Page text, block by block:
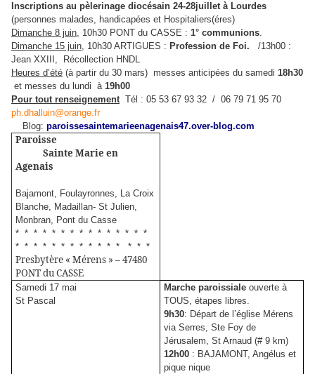
Inscriptions au pèlerinage diocésain 24-28juillet à Lourdes
(personnes malades, handicapées et Hospitaliers(éres)
Dimanche 8 juin, 10h30 PONT du CASSE : 1° communions.
Dimanche 15 juin, 10h30 ARTIGUES : Profession de Foi.
/13h00 :
Jean XXIII, Récollection HNDL
Heures d’été (à partir du 30 mars) messes anticipées du samedi 18h30
et messes du lundi à 19h00
Pour tout renseignementTél : 05 53 67 93 32 / 06 79 71 95 70
ph.dhalluin@orange.fr
Blog: paroissesaintemarieenagenais47.over-blog.com
Paroisse
Sainte Marie en
Agenais
Bajamont, Foulayronnes, La Croix
Blanche, Madaillan- St Julien,
Monbran, Pont du Casse
* * * * * * * * * * * * * * *
* * * * * * * * * * * * * * *
Presbytère « Mérens » – 47480
PONT du CASSE
Samedi 17 mai
St Pascal
Marche paroissialeouverte à
TOUS, étapes libres.
9h30: Départ de l’église Mérens
via Serres, Ste Foy de
Jérusalem, St Arnaud (# 9 km)
12h00 : BAJAMONT, Angélus et
pique nique